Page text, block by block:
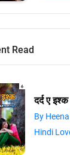
Read
दर्द ए
By
Hindi